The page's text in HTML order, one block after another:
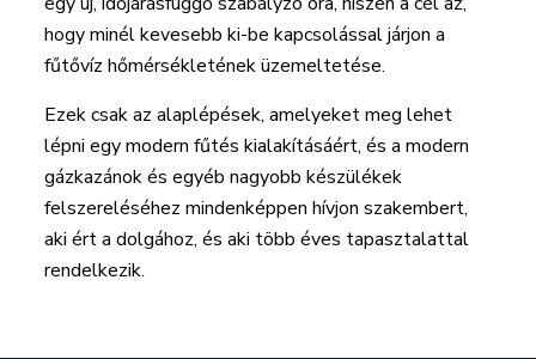
hogy minél kevesebb ki-be kapcsolással járjon a
fűtővíz hőmérsékletének üzemeltetése.
Ezek csak az alaplépések, amelyeket meg lehet
lépni egy modern fűtés kialakításáért, és a modern
gázkazánok és egyéb nagyobb készülékek
felszereléséhez mindenképpen hívjon szakembert,
aki ért a dolgához, és aki több éves tapasztalattal
rendelkezik.